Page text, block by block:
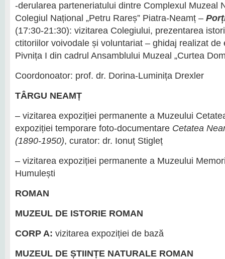
-derularea parteneriatului dintre Complexul Muzeal
Colegiul Național „Petru Rareș” Piatra-Neamț –
(17:30-21:30): vizitarea Colegiului, prezentarea
ctitoriilor voivodale și voluntariat – ghidaj realizat de
Pivnița I din cadrul Ansamblului Muzeal „Curtea
Coordonoator: prof. dr. Dorina-Luminița Drexler
TÂRGU NEAMȚ
– vizitarea expoziției permanente a Muzeului
expoziției temporare foto-documentare Cetatea
(1890-1950), curator: dr. Ionuț Stigleț
– vizitarea expoziției permanente a Muzeului
Humulești
ROMAN
MUZEUL DE ISTORIE ROMAN
CORP A: vizitarea expoziției de bază
MUZEUL DE ȘTIINȚE NATURALE ROMAN